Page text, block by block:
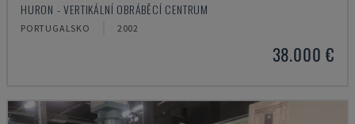
HURON - VERTIKÁLNÍ OBRÁBĚCÍ CENTRUM
PORTUGALSKO 2002
38.000 €